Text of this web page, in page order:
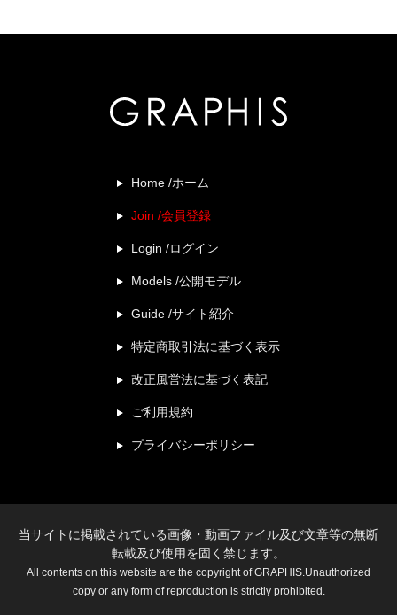
Home /ホーム
Join /会員登録
Login /ログイン
Models /公開モデル
Guide /サイト紹介
特定商取引法に基づく表示
改正風営法に基づく表記
ご利用規約
プライバシーポリシー
当サイトに掲載されている画像・動画ファイル及び文章等の無断
転載及び使用を固く禁じます。
All contents on this website are the copyright of GRAPHIS.Unauthorized
copy or any form of reproduction is strictly prohibited.